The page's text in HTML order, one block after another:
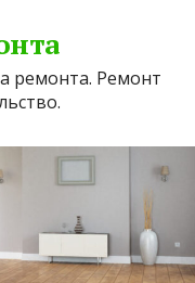
ремонта. Ремонт